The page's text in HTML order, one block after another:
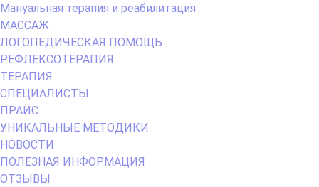
Мануальная терапия и реабилитация
МАССАЖ
ЛОГОПЕДИЧЕСКАЯ ПОМОЩЬ
РЕФЛЕКСОТЕРАПИЯ
ТЕРАПИЯ
СПЕЦИАЛИСТЫ
ПРАЙС
УНИКАЛЬНЫЕ МЕТОДИКИ
НОВОСТИ
ПОЛЕЗНАЯ ИНФОРМАЦИЯ
ОТЗЫВЫ